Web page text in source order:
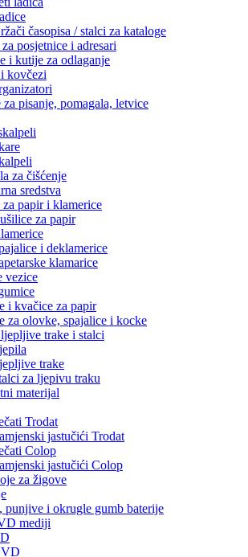
časopisa / stalci za kataloge
posjetnice i adresari
i kutije za odlaganje
kovčezi
za pisanje, pomagala, letvice
za čišćenje
sredstva
papir i klamerice
za papir
i deklamerice
klamarice
vezice
i kvačice za papir
za olovke, spajalice i kocke
trake i stalci
trake
za ljepivu traku
materijal
Trodat
jastučići Trodat
Colop
jastučići Colop
za žigove
punjive i okrugle gumb baterije
mediji